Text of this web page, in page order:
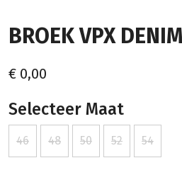
BROEK VPX
€ 0,00
Selecteer Maat
46 48 50 52 54